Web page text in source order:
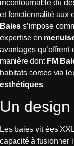
incontournable du
et fonctionnalité aux
Baies s’impose
expertise en
avantages
manière dont FM
habitats corses via
esthétiques.
Un
Les baies vitrées
capacité à fusionner